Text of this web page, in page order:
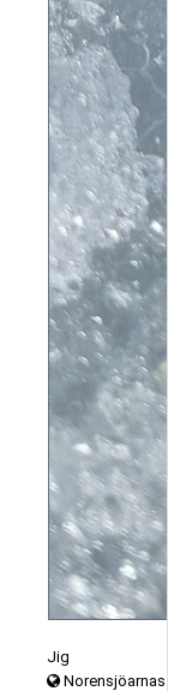
Jig
Norensjöarnas